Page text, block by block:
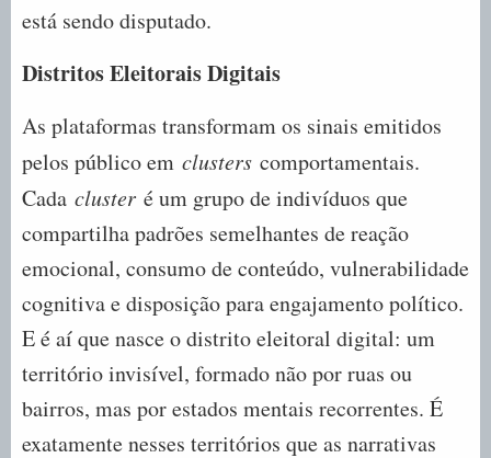
está sendo disputado.
Distritos Eleitorais Digitais
As plataformas transformam os sinais emitidos
pelos público em clusters comportamentais.
Cada cluster é um grupo de indivíduos que
compartilha padrões semelhantes de reação
emocional, consumo de conteúdo, vulnerabilidade
cognitiva e disposição para engajamento político.
E é aí que nasce o distrito eleitoral digital: um
território invisível, formado não por ruas ou
bairros, mas por estados mentais recorrentes. É
exatamente nesses territórios que as narrativas